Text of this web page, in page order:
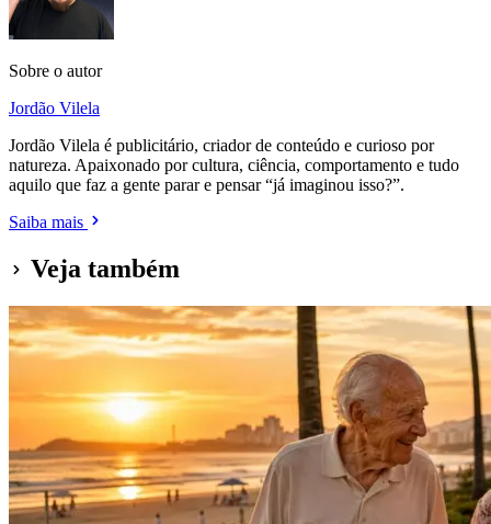
Sobre o autor
Jordão Vilela
Jordão Vilela é publicitário, criador de conteúdo e curioso por
natureza. Apaixonado por cultura, ciência, comportamento e tudo
aquilo que faz a gente parar e pensar “já imaginou isso?”.
Saiba mais
Veja também